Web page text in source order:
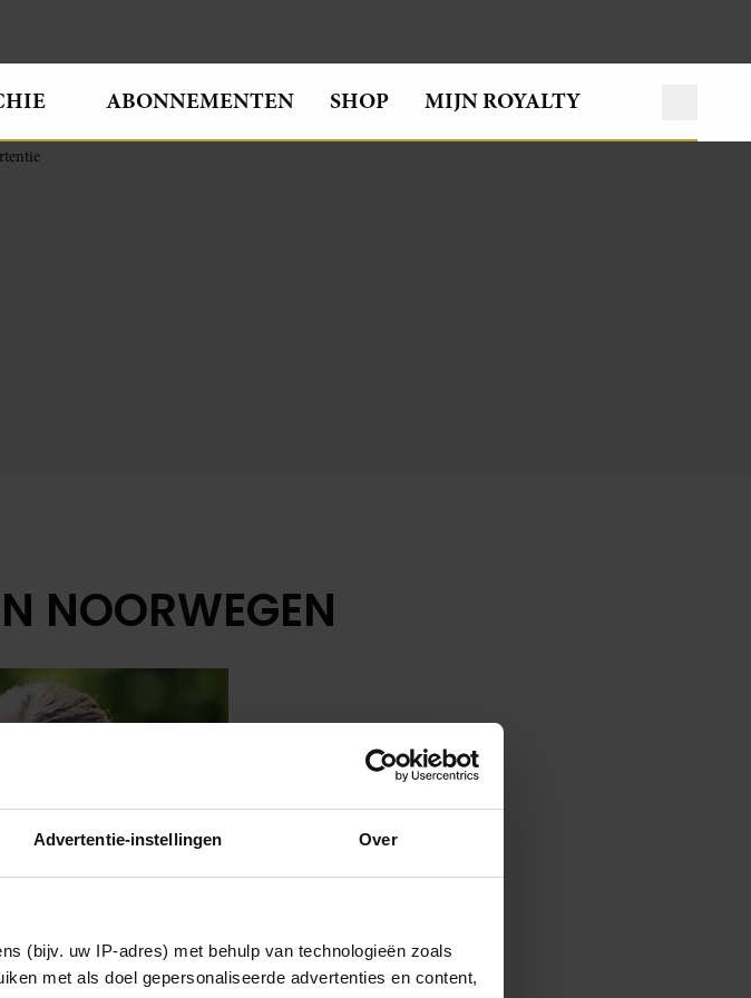
Advertentie-instellingen Over
(bijv. uw IP-adres) met behulp van technologieën zoals
met als doel gepersonaliseerde advertenties en content,
ABONNEMENTEN SHOP MIJN ROYALTY
NOORWEGEN